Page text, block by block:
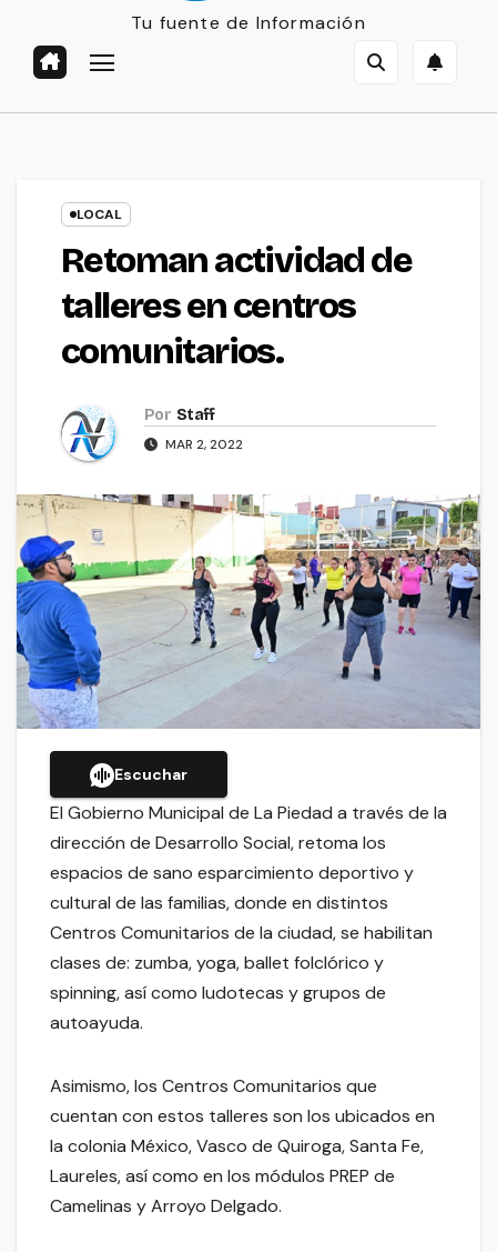
Tu fuente de Información
LOCAL
Retoman actividad de
talleres en centros
comunitarios.
Por Staff
MAR 2, 2022
Escuchar
El Gobierno Municipal de La Piedad a través de la
dirección de Desarrollo Social, retoma los
espacios de sano esparcimiento deportivo y
cultural de las familias, donde en distintos
Centros Comunitarios de la ciudad, se habilitan
clases de: zumba, yoga, ballet folclórico y
spinning, así como ludotecas y grupos de
autoayuda.
Asimismo, los Centros Comunitarios que
cuentan con estos talleres son los ubicados en
la colonia México, Vasco de Quiroga, Santa Fe,
Laureles, así como en los módulos PREP de
Camelinas y Arroyo Delgado.